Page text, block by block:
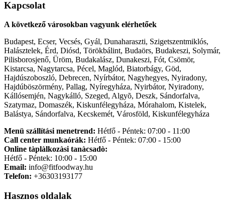
Kapcsolat
A következő városokban vagyunk elérhetőek
Budapest, Ecser, Vecsés, Gyál, Dunaharaszti, Szigetszentmiklós,
Halásztelek, Érd, Diósd, Törökbálint, Budaörs, Budakeszi, Solymár,
Pilisborosjenő, Üröm, Budakalász, Dunakeszi, Fót, Csömör,
Kistarcsa, Nagytarcsa, Pécel, Maglód, Biatorbágy, Göd,
Hajdúszoboszló, Debrecen, Nyírbátor, Nagyhegyes, Nyiradony,
Hajdúböszörmény, Pallag, Nyíregyháza, Nyirbátor, Nyiradony,
Kállósemjén, Nagykálló, Szeged, Algyõ, Deszk, Sándorfalva,
Szatymaz, Domaszék, Kiskunfélegyháza, Mórahalom, Kistelek,
Balástya, Sándorfalva, Kecskemét, Városföld, Kiskunfélegyháza
Menü szállítási menetrend: Hétfő - Péntek: 07:00 - 11:00
Call center munkaórák: Hétfő - Péntek: 07:00 - 15:00
Online tàplàlkozàsi tanàcsadò:
Hétfő - Péntek: 10:00 - 15:00
Email: info@fitfoodway.hu
Telefon: +36303193177
Hasznos oldalak